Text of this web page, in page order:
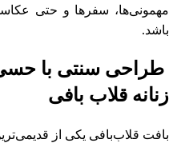
مهمونی‌ها، سفرها و حتی
باشد.
طراحی سنتی با
زنانه قلاب‌ بافی
بافت قلاب‌بافی یکی از